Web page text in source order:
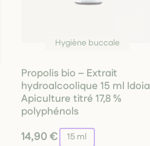
Hygiène buccale
Propolis bio – Extrait
hydroalcoolique 15 ml Idoia
Apiculture titré 17,8 %
polyphénols
14,90 €
15 ml